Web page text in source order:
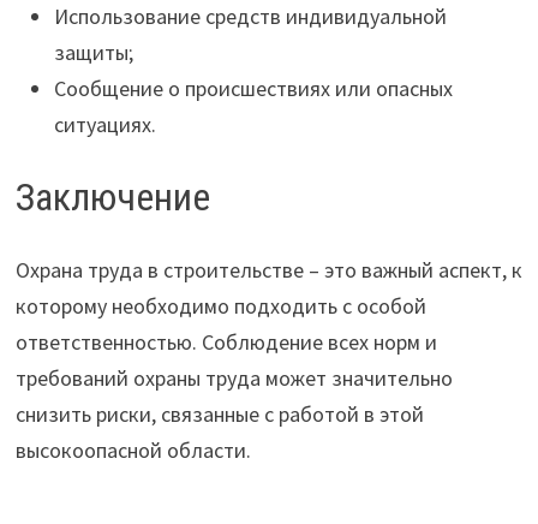
Использование средств индивидуальной
защиты;
Сообщение о происшествиях или опасных
ситуациях.
Заключение
Охрана труда в строительстве – это важный аспект, к
которому необходимо подходить с особой
ответственностью. Соблюдение всех норм и
требований охраны труда может значительно
снизить риски, связанные с работой в этой
высокоопасной области.